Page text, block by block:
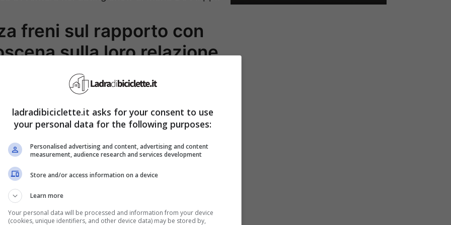
freni sul rapporto con
sulla loro relazione
la seconda edizione del suo libro
la sua vita, le sue esperienze e le sue
esclusiva, la donna ha spiegato che
il periodo del Covid e dalla scomparsa
viaggio introspettivo che offre una presa di
alti e bassi, e le recenti dichiarazioni della
storia. Secondo lei,il pubblico diUomini e
ladradibiciclette.it asks for your consent to use
your personal data for the following purposes:
Personalised advertising and content, advertising and content
measurement, audience research and services development
Store and/or access information on a device
Learn more
Your personal data will be processed and information from your device
(cookies, unique identifiers, and other device data) may be stored by,